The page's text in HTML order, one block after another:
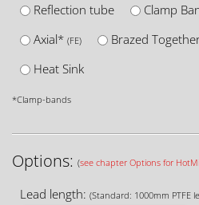
Reflection tube Clamp
Axial* (FE) Brazed
Heat Sink
*Clamp-bands
Options: (see chapter Options for
Lead length: (Standard: 1000mm PTFE